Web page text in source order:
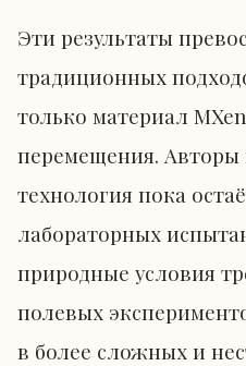
Эти результаты
традиционных
только материал
перемещения. Авторы
технология пока
лабораторных
природные условия
полевых
в более сложных и